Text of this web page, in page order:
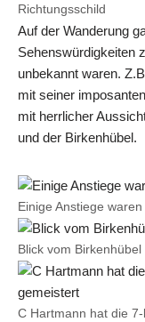
Richtungsschild
Auf der Wanderung
Sehenswürdigkeiten
unbekannt waren.
mit seiner
mit herrlicher
und der Birkenhübel.
Einige Anstiege
Blick vom Birkenhübel
C Hartmann hat die